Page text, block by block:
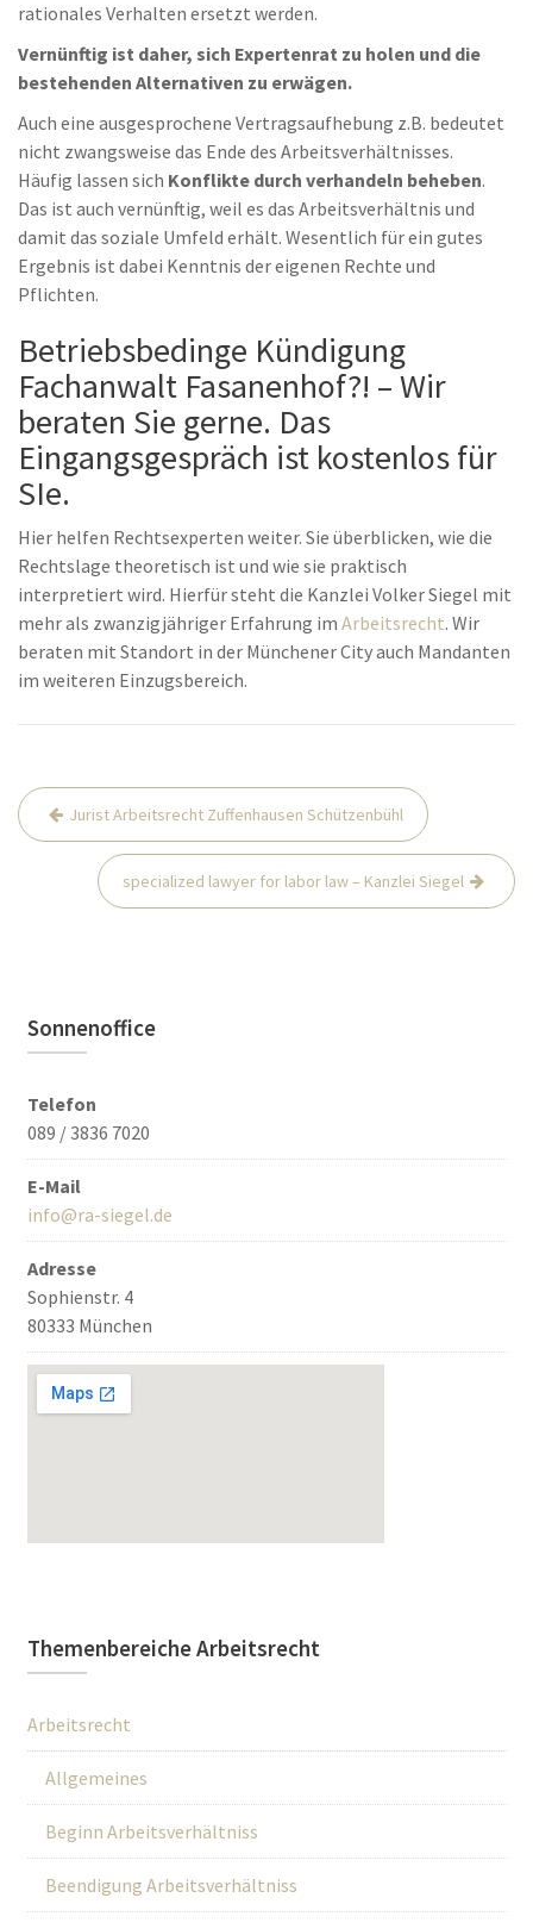
rationales Verhalten ersetzt werden.
Vernünftig ist daher, sich Expertenrat zu holen und die
bestehenden Alternativen zu erwägen.
Auch eine ausgesprochene Vertragsaufhebung z.B. bedeutet
nicht zwangsweise das Ende des Arbeitsverhältnisses.
Häufig lassen sich Konflikte durch verhandeln beheben.
Das ist auch vernünftig, weil es das Arbeitsverhältnis und
damit das soziale Umfeld erhält. Wesentlich für ein gutes
Ergebnis ist dabei Kenntnis der eigenen Rechte und
Pflichten.
Betriebsbedinge Kündigung
Fachanwalt Fasanenhof?! – Wir
beraten Sie gerne. Das
Eingangsgespräch ist kostenlos für
SIe.
Hier helfen Rechtsexperten weiter. Sie überblicken, wie die
Rechtslage theoretisch ist und wie sie praktisch
interpretiert wird. Hierfür steht die Kanzlei Volker Siegel mit
mehr als zwanzigjähriger Erfahrung im Arbeitsrecht. Wir
beraten mit Standort in der Münchener City auch Mandanten
im weiteren Einzugsbereich.
Beitrags-
Navigation
Jurist Arbeitsrecht Zuffenhausen Schützenbühl
specialized lawyer for labor law – Kanzlei Siegel
Sonnenoffice
Telefon
089 / 3836 7020
E-Mail
info@ra-siegel.de
Adresse
Sophienstr. 4
80333 München
Themenbereiche Arbeitsrecht
Arbeitsrecht
Allgemeines
Beginn Arbeitsverhältniss
Beendigung Arbeitsverhältniss